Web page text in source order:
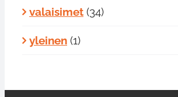
valaisimet (34)
yleinen (1)